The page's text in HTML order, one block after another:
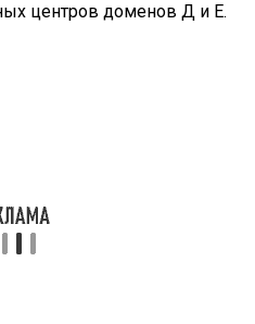
центров доменов Д и Е.